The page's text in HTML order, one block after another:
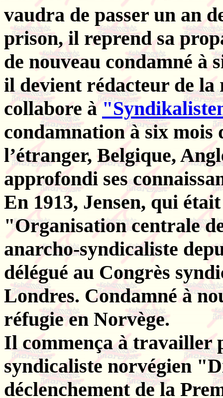
vaudra de passer un an
prison, il reprend sa
de nouveau condamné à
il devient rédacteur de
collabore à
condamnation à six mois
l’étranger, Belgique,
approfondi ses
En 1913, Jensen, qui
"Organisation centrale
anarcho-syndicaliste
délégué au Congrès
Londres. Condamné à
réfugie en Norvège.
Il commença à travailler
syndicaliste norvégien
déclenchement de la